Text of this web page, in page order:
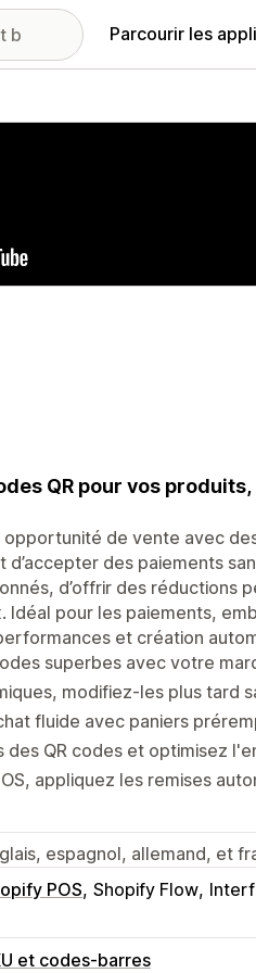
Parcourir les
QR pour vos
de vente avec
d’accepter des paiements
d’offrir des réductions
Idéal pour les paiements,
et création
superbes avec votre
modifiez-les plus tard
fluide avec paniers
QR codes et optimisez
appliquez les remises
espagnol, allemand, et
POS Shopify Flow
et codes-barres